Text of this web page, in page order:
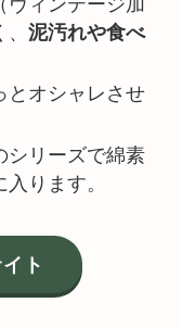
泥汚れや食べ
とオシャレさせ
シリーズで綿素
ります。
ト